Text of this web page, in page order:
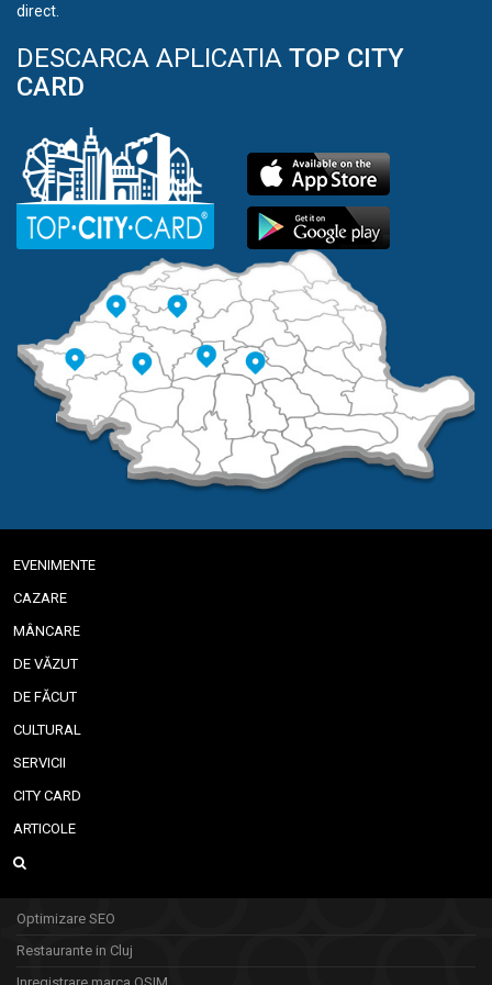
direct.
DESCARCA APLICATIA TOP CITY
CARD
EVENIMENTE
CAZARE
MÂNCARE
DE VĂZUT
DE FĂCUT
CULTURAL
SERVICII
CITY CARD
ARTICOLE
Optimizare SEO
Restaurante in Cluj